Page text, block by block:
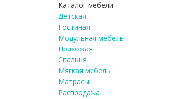
Каталог мебели
Детская
Гостиная
Модульная мебель
Прихожая
Спальня
Мягкая мебель
Матрасы
Распродажа